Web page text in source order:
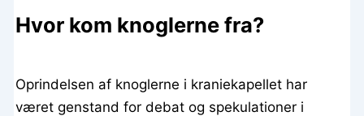
Hvor kom knoglerne fra?
Oprindelsen af knoglerne i kraniekapellet har
været genstand for debat og spekulationer i